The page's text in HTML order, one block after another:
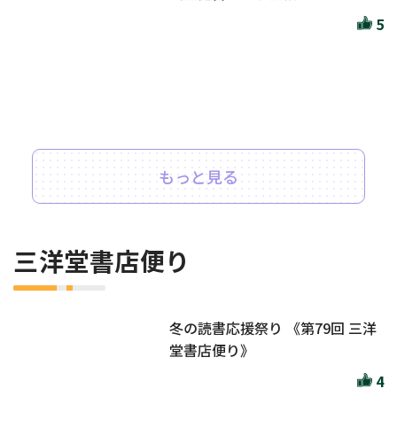
5
もっと見る
三洋堂書店便り
冬の読書応援祭り 《第79回 三洋
堂書店便り》
4